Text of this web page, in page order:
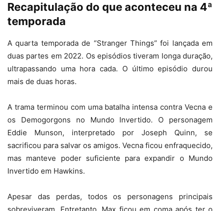
Recapitulação do que aconteceu na 4ª
temporada
A quarta temporada de “Stranger Things” foi lançada em
duas partes em 2022. Os episódios tiveram longa duração,
ultrapassando uma hora cada. O último episódio durou
mais de duas horas.
A trama terminou com uma batalha intensa contra Vecna e
os Demogorgons no Mundo Invertido. O personagem
Eddie Munson, interpretado por Joseph Quinn, se
sacrificou para salvar os amigos. Vecna ficou enfraquecido,
mas manteve poder suficiente para expandir o Mundo
Invertido em Hawkins.
Apesar das perdas, todos os personagens principais